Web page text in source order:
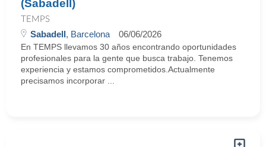
(Sabadell)
TEMPS
Sabadell, Barcelona 06/06/2026
En TEMPS llevamos 30 años encontrando oportunidades
profesionales para la gente que busca trabajo. Tenemos
experiencia y estamos comprometidos.Actualmente
precisamos incorporar ...